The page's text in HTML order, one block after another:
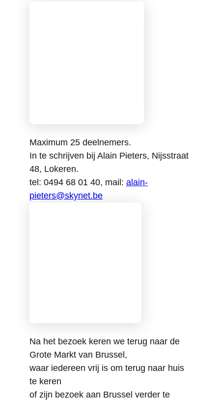
Maximum 25 deelnemers.
In te schrijven bij Alain Pieters, Nijsstraat
48, Lokeren.
tel: 0494 68 01 40, mail: alain-
pieters@skynet.be
Na het bezoek keren we terug naar de
Grote Markt van Brussel,
waar iedereen vrij is om terug naar huis
te keren
of zijn bezoek aan Brussel verder te